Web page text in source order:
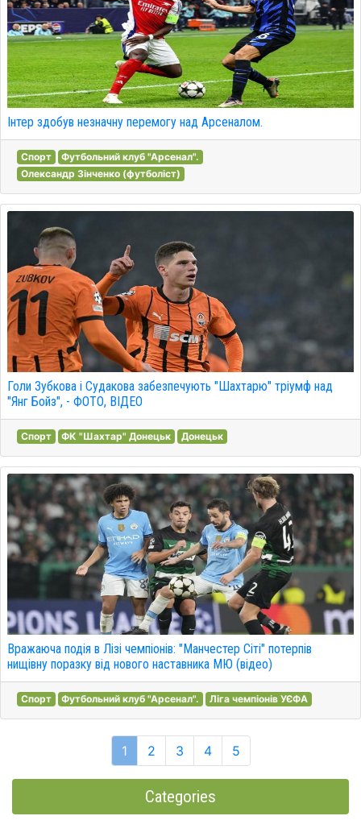
Інтер здобув незначну перемогу над Арсеналом.
Спорт
Футбольний клуб "Арсенал".
Олександр Зінченко (футболіст)
Голи Зубкова і Судакова забезпечують "Шахтарю" тріумф над
"Янг Бойз", - ФОТО, ВІДЕО
Спорт ФК "Шахтар" Донецьк Донецьк
Вражаюча подія в Лізі чемпіонів: "Манчестер Сіті" потерпів
нищівну поразку від нового наставника МЮ (відео)
Спорт Футбольний клуб "Арсенал". Ліга чемпіонів УЄФА
1 2 3 4 5
Categories